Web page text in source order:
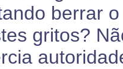
berrar
gritos?